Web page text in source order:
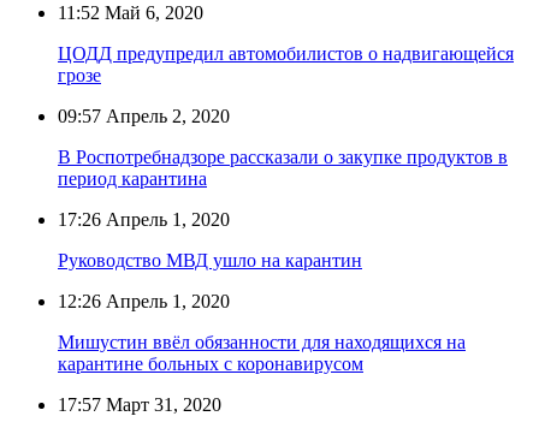
11:52 Май 6, 2020
ЦОДД предупредил автомобилистов о надвигающейся
грозе
09:57 Апрель 2, 2020
В Роспотребнадзоре рассказали о закупке продуктов в
период карантина
17:26 Апрель 1, 2020
Руководство МВД ушло на карантин
12:26 Апрель 1, 2020
Мишустин ввёл обязанности для находящихся на
карантине больных с коронавирусом
17:57 Март 31, 2020